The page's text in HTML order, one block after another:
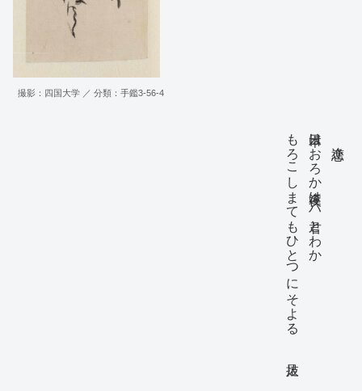
撮影：四国大学 ／ 分類：手鑑3-56-4
日本はおろか逢夜はハ君とわか
もろこしまてもひとつにそよる 抜足